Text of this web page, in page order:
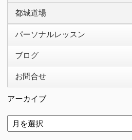
都城道場
パーソナルレッスン
ブログ
お問合せ
アーカイブ